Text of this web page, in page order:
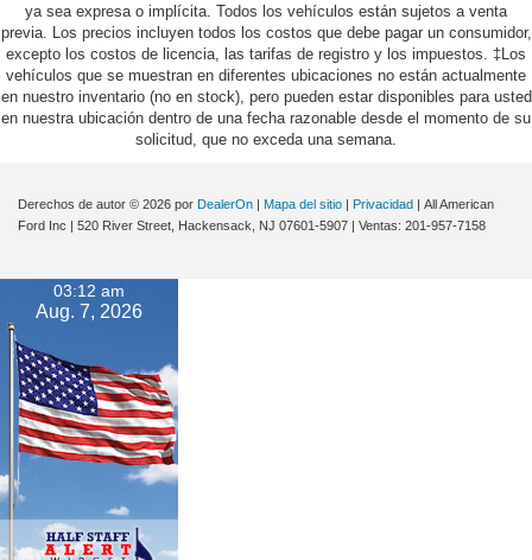
ya sea expresa o implícita. Todos los vehículos están sujetos a venta
previa. Los precios incluyen todos los costos que debe pagar un consumidor,
excepto los costos de licencia, las tarifas de registro y los impuestos. ‡Los
vehículos que se muestran en diferentes ubicaciones no están actualmente
en nuestro inventario (no en stock), pero pueden estar disponibles para usted
en nuestra ubicación dentro de una fecha razonable desde el momento de su
solicitud, que no exceda una semana.
Derechos de autor © 2026 por DealerOn | Mapa del sitio | Privacidad | All American
Ford Inc | 520 River Street, Hackensack, NJ 07601-5907 | Ventas: 201-957-7158
03:12 am
Aug. 7, 2026